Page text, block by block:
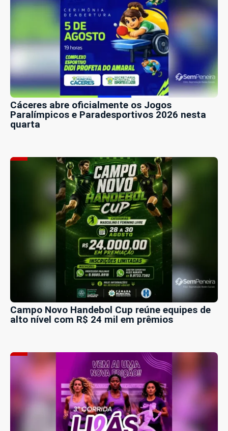
Cáceres abre oficialmente os Jogos
Paralímpicos e Paradesportivos 2026 nesta
quarta
Campo Novo Handebol Cup reúne equipes de
alto nível com R$ 24 mil em prêmios